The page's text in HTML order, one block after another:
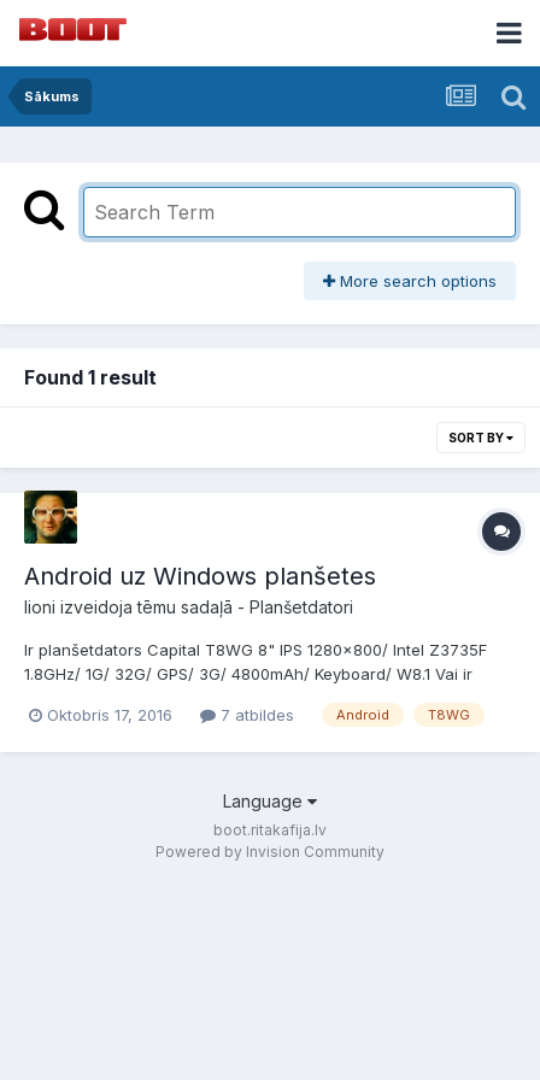
Sākums
More search options
Found 1 result
SORT BY
Android uz Windows planšetes
lioni izveidoja tēmu sadaļā - Planšetdatori
Ir planšetdators Capital T8WG 8" IPS 1280x800/ Intel Z3735F
1.8GHz/ 1G/ 32G/ GPS/ 3G/ 4800mAh/ Keyboard/ W8.1 Vai ir
Oktobris 17, 2016
7 atbildes Android T8WG
Language
boot.ritakafija.lv
Powered by Invision Community